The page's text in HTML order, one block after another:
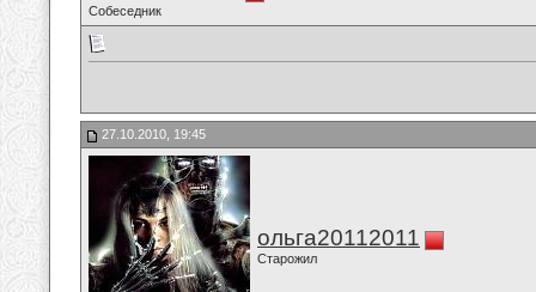
Собеседник
27.10.2010, 19:45
ольга20112011
Старожил